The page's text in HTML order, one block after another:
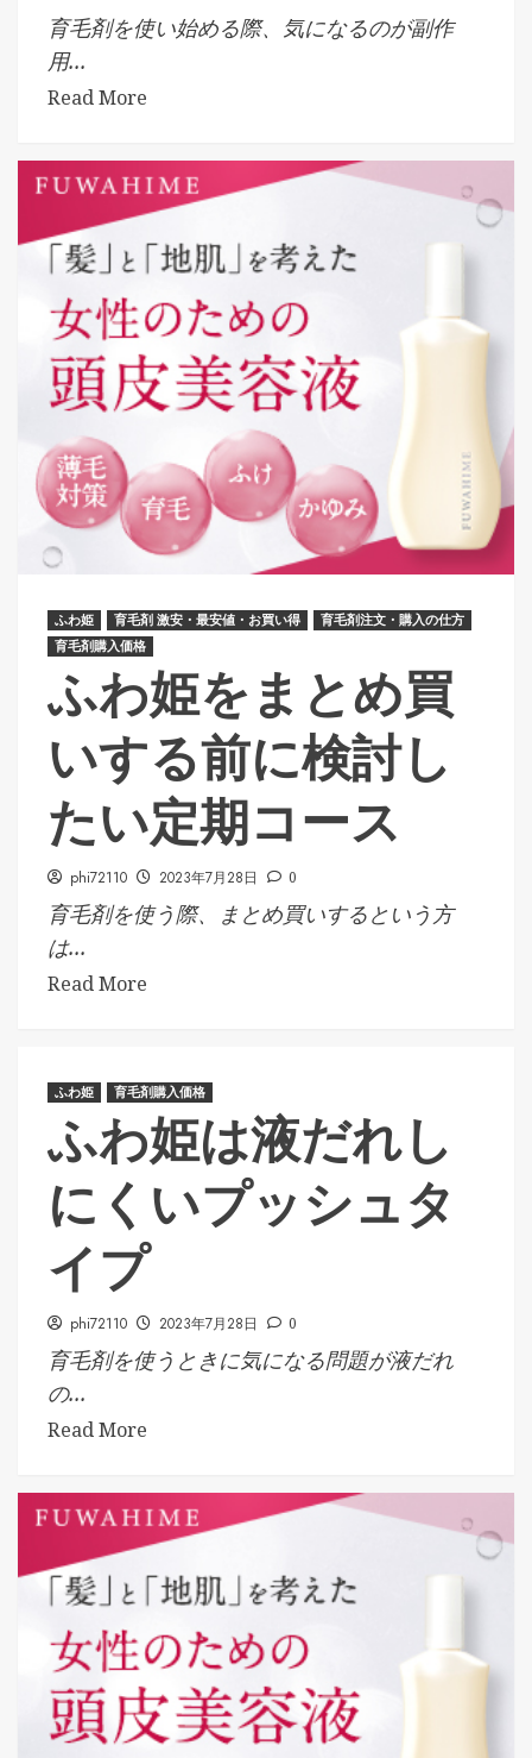
育毛剤を使い始める際、気になるのが副作
用...
Read More
ふわ姫 育毛剤 激安・最安値・お買い得
育毛剤注文・購入の仕方
育毛剤購入価格
ふわ姫をまとめ買
いする前に検討し
たい定期コース
phi72110 2023年7月28日 0
育毛剤を使う際、まとめ買いするという方
は...
Read More
ふわ姫 育毛剤購入価格
ふわ姫は液だれし
にくいプッシュタ
イプ
phi72110 2023年7月28日 0
育毛剤を使うときに気になる問題が液だれ
の...
Read More